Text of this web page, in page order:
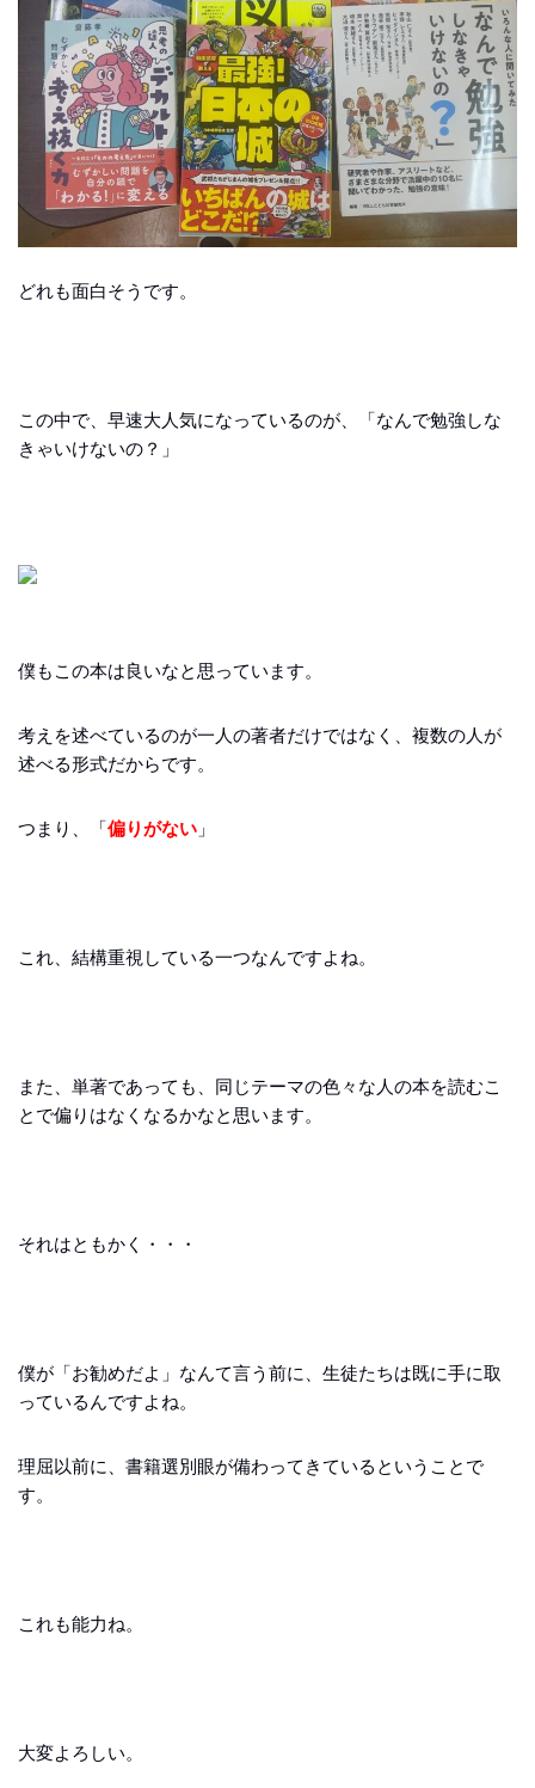
どれも面白そうです。
この中で、早速大人気になっているのが、「なんで勉強しな
きゃいけないの？」
僕もこの本は良いなと思っています。
考えを述べているのが一人の著者だけではなく、複数の人が
述べる形式だからです。
つまり、「偏りがない 」
これ、結構重視している一つなんですよね。
また、単著であっても、同じテーマの色々な人の本を読むこ
とで偏りはなくなるかなと思います。
それはともかく・・・
僕が「お勧めだよ」なんて言う前に、生徒たちは既に手に取
っているんですよね。
理屈以前に、書籍選別眼が備わってきているということで
す。
これも能力ね。
大変よろしい。